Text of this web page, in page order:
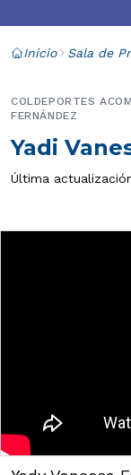
Inicio Sala de
Yadi
COLDEPORTES
FERNÁNDEZ
Última